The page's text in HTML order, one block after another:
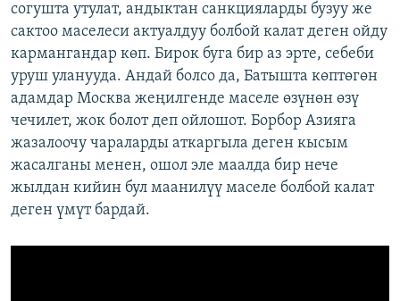
согушта утулат, андыктан санкцияларды бузуу же
сактоо маселеси актуалдуу болбой калат деген ойду
кармангандар көп. Бирок буга бир аз эрте, себеби
уруш уланууда. Андай болсо да, Батышта көптөгөн
адамдар Москва жеңилгенде маселе өзүнөн өзү
чечилет, жок болот деп ойлошот. Борбор Азияга
жазалоочу чараларды аткаргыла деген кысым
жасалганы менен, ошол эле маалда бир нече
жылдан кийин бул маанилүү маселе болбой калат
деген үмүт бардай.